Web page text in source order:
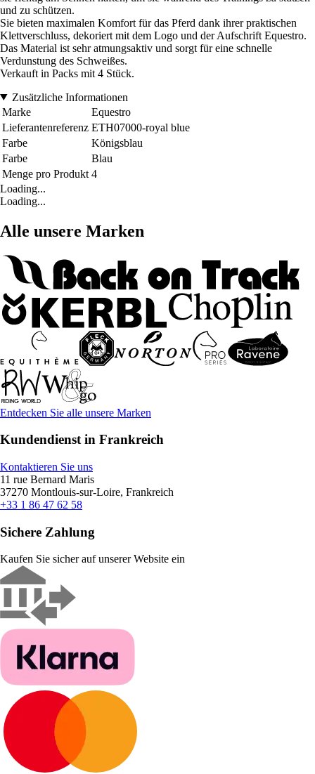
und zu schützen.
Sie bieten maximalen Komfort für das Pferd dank ihrer praktischen
Klettverschluss, dekoriert mit dem Logo und der Aufschrift Equestro.
Das Material ist sehr atmungsaktiv und sorgt für eine schnelle
Verdunstung des Schweißes.
Verkauft in Packs mit 4 Stück.
Zusätzliche Informationen
Marke
Equestro
Lieferantenreferenz ETH07000-royal blue
Farbe
Königsblau
Farbe
Blau
Menge pro Produkt 4
Loading...
Loading...
Alle unsere Marken
Entdecken Sie alle unsere Marken
Kundendienst in Frankreich
Kontaktieren Sie uns
11 rue Bernard Maris
37270 Montlouis-sur-Loire, Frankreich
+33 1 86 47 62 58
Sichere Zahlung
Kaufen Sie sicher auf unserer Website ein